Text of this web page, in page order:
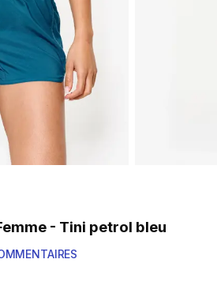
- Tini petrol bleu
reviews